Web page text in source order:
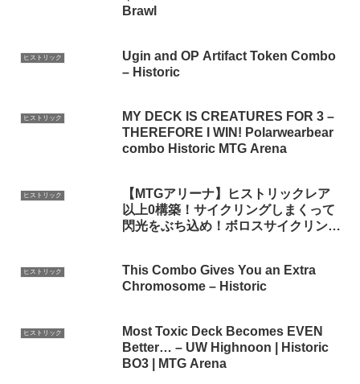
Brawl
ヒストリック
Ugin and OP Artifact Token Combo
– Historic
ヒストリック
MY DECK IS CREATURES FOR 3 –
THEREFORE I WIN! Polarwearbear
combo Historic MTG Arena
ヒストリック
【MTGアリーナ】ヒストリックレア
以上0構築！サイクリングしまくって
閃光をぶち込め！ボロスサイクリン
ヒストリック
This Combo Gives You an Extra
Chromosome – Historic
ヒストリック
Most Toxic Deck Becomes EVEN
Better… – UW Highnoon | Historic
BO3 | MTG Arena